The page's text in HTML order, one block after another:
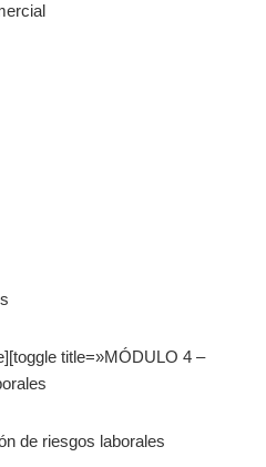
title=»MÓDULO 4 –
de riesgos laborales